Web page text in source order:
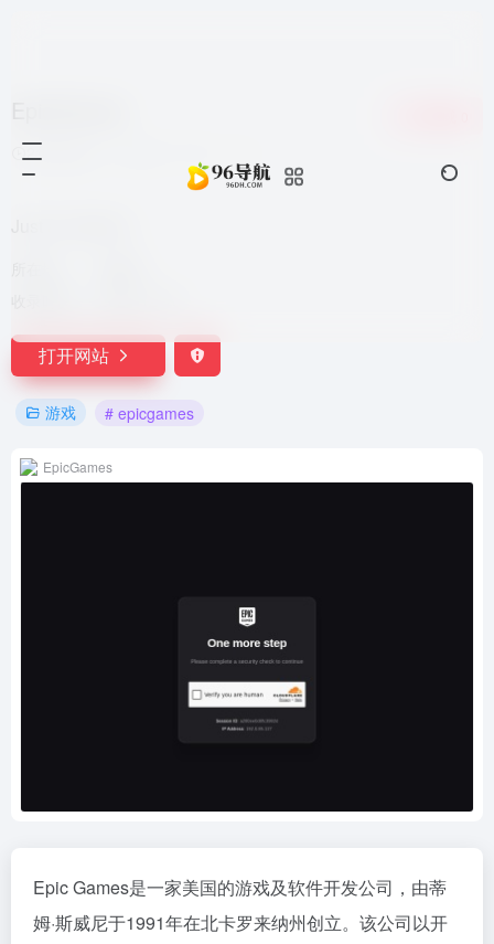
2年前发布
打开网站
游戏 # epicgames
EpicGames
Epic Games是一家美国的游戏及软件开发公司，由蒂
姆·斯威尼于1991年在北卡罗来纳州创立。该公司以开